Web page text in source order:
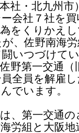
社・北九州市
会社７社を
をくりかえ
、佐野南海
いつづけて
野第一交通
全員を解雇
でいます。
、第一交通の
労組と大阪